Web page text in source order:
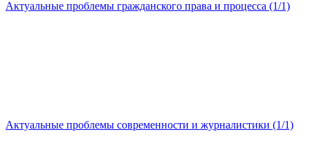
Актуальные проблемы гражданского права и процесса (1/1)
Актуальные проблемы современности и журналистики (1/1)